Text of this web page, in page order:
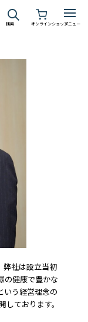
検索 オンラインショップメニュー
弊社は設立当初
の健康で豊かな
いう経営理念の
ております。